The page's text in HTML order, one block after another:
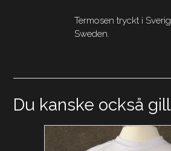
Termosen tryckt i
Sweden.
Du kanske också